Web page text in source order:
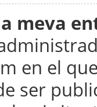
meva
en el
ser